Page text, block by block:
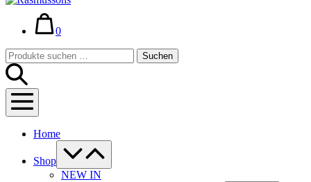
Warenkorb
0im
Suche-
Schalter
Suchen
nach:
Suchen
Menü-
Schalter
Home
Shop
Menü-
Schalter
NEW IN